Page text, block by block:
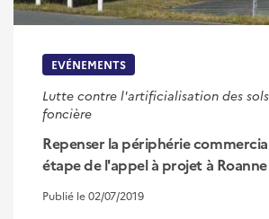
EVÉNEMENTS
Lutte contre l'artificialisation des
foncière
Repenser la périphérie
étape de l'appel à projet à
Publié le 02/07/2019